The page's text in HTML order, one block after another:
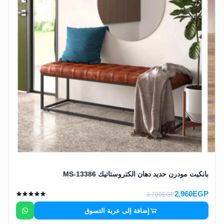
أثاث
كافيهات
حواجز
مرورية
خزانات
مياه
أثاث
أدوات
نظافة
بانكيت مودرن حديد دهان الكتروستاتيك MS-13386
2,960EGP
3,700EGP
إضافة إلى عربة التسوق